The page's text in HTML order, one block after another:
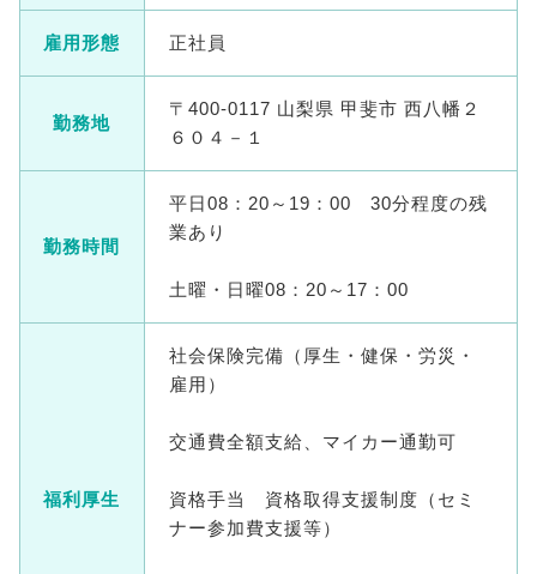
雇用形態 正社員
勤務地
〒400-0117 山梨県 甲斐市 西八幡２
６０４－１
勤務時間
平日08：20～19：00 30分程度の残
業あり
土曜・日曜08：20～17：00
福利厚生
社会保険完備（厚生・健保・労災・
雇用）
交通費全額支給、マイカー通勤可
資格手当 資格取得支援制度（セミ
ナー参加費支援等）